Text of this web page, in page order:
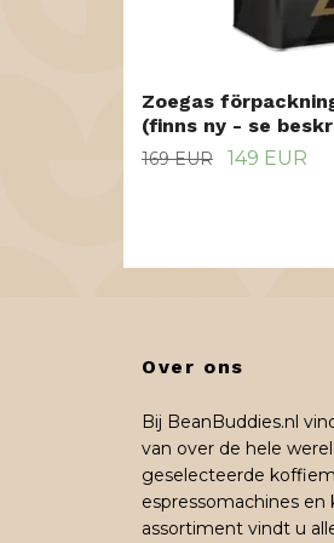
Zoegas
(finns ny - se
169 EUR 149 EUR
Over ons
Bij BeanBuddies.nl
van over de hele
geselecteerde
espressomachines
assortiment vindt u